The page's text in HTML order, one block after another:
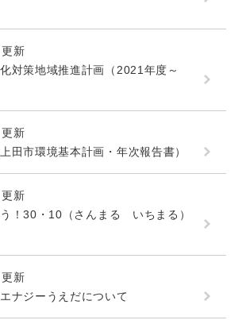
新
対策地域推進計画（2021年度～
新
田市環境基本計画・年次報告書）
新
う！30・10（さんまる いちまる）
新
ナジーうえだについて